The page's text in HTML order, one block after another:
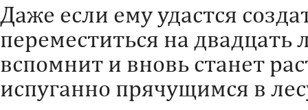
Даже если ему удастся
переместиться на двадцать
вспомнит и вновь станет
испуганно прячущимся в